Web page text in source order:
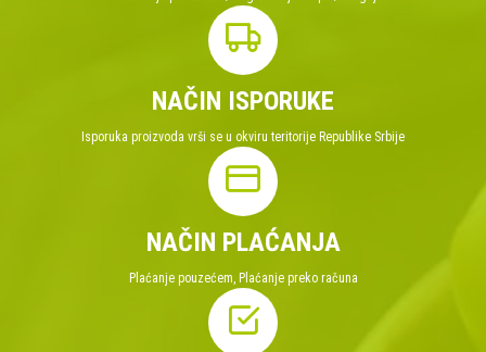
NAČIN ISPORUKE
Isporuka proizvoda vrši se u okviru teritorije Republike Srbije
NAČIN PLAĆANJA
Plaćanje pouzećem, Plaćanje preko računa